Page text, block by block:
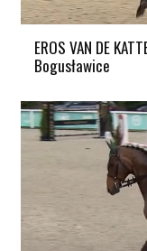
EROS VAN DE
Bogusławice